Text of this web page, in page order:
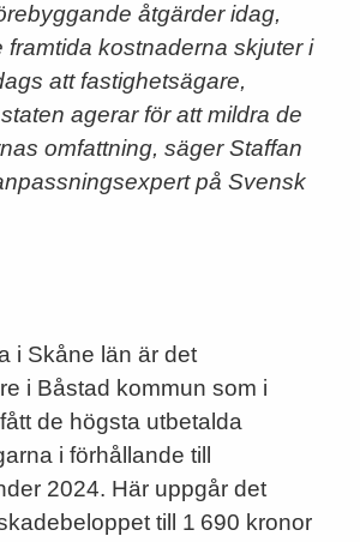
åtgärder idag,
framtida kostnaderna skjuter i
att fastighetsägare,
agerar för att mildra de
omfattning, säger Staffan
på Svensk
i Skåne län är det
i Båstad kommun som i
de högsta utbetalda
i förhållande till
2024. Här uppgår det
till 1 690 kronor